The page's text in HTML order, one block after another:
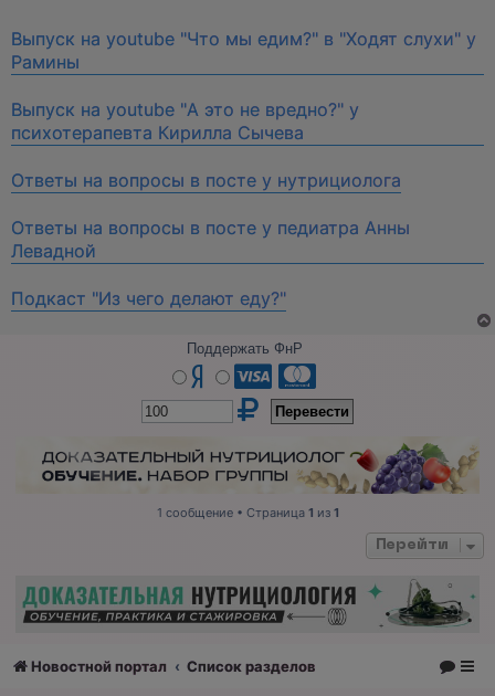
Выпуск на youtube "Что мы едим?" в "Ходят слухи" у
Рамины
Выпуск на youtube "А это не вредно?" у
психотерапевта Кирилла Сычева
Ответы на вопросы в посте у нутрициолога
Ответы на вопросы в посте у педиатра Анны
Левадной
Подкаст "Из чего делают еду?"
Поддержать ФнР
1 сообщение • Страница 1 из 1
Перейти
Новостной портал Список разделов